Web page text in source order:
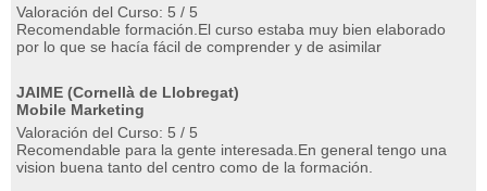
Valoración del Curso: 5 / 5
Recomendable formación.El curso estaba muy bien elaborado
por lo que se hacía fácil de comprender y de asimilar
JAIME (Cornellà de Llobregat)
Mobile Marketing
Valoración del Curso: 5 / 5
Recomendable para la gente interesada.En general tengo una
vision buena tanto del centro como de la formación.